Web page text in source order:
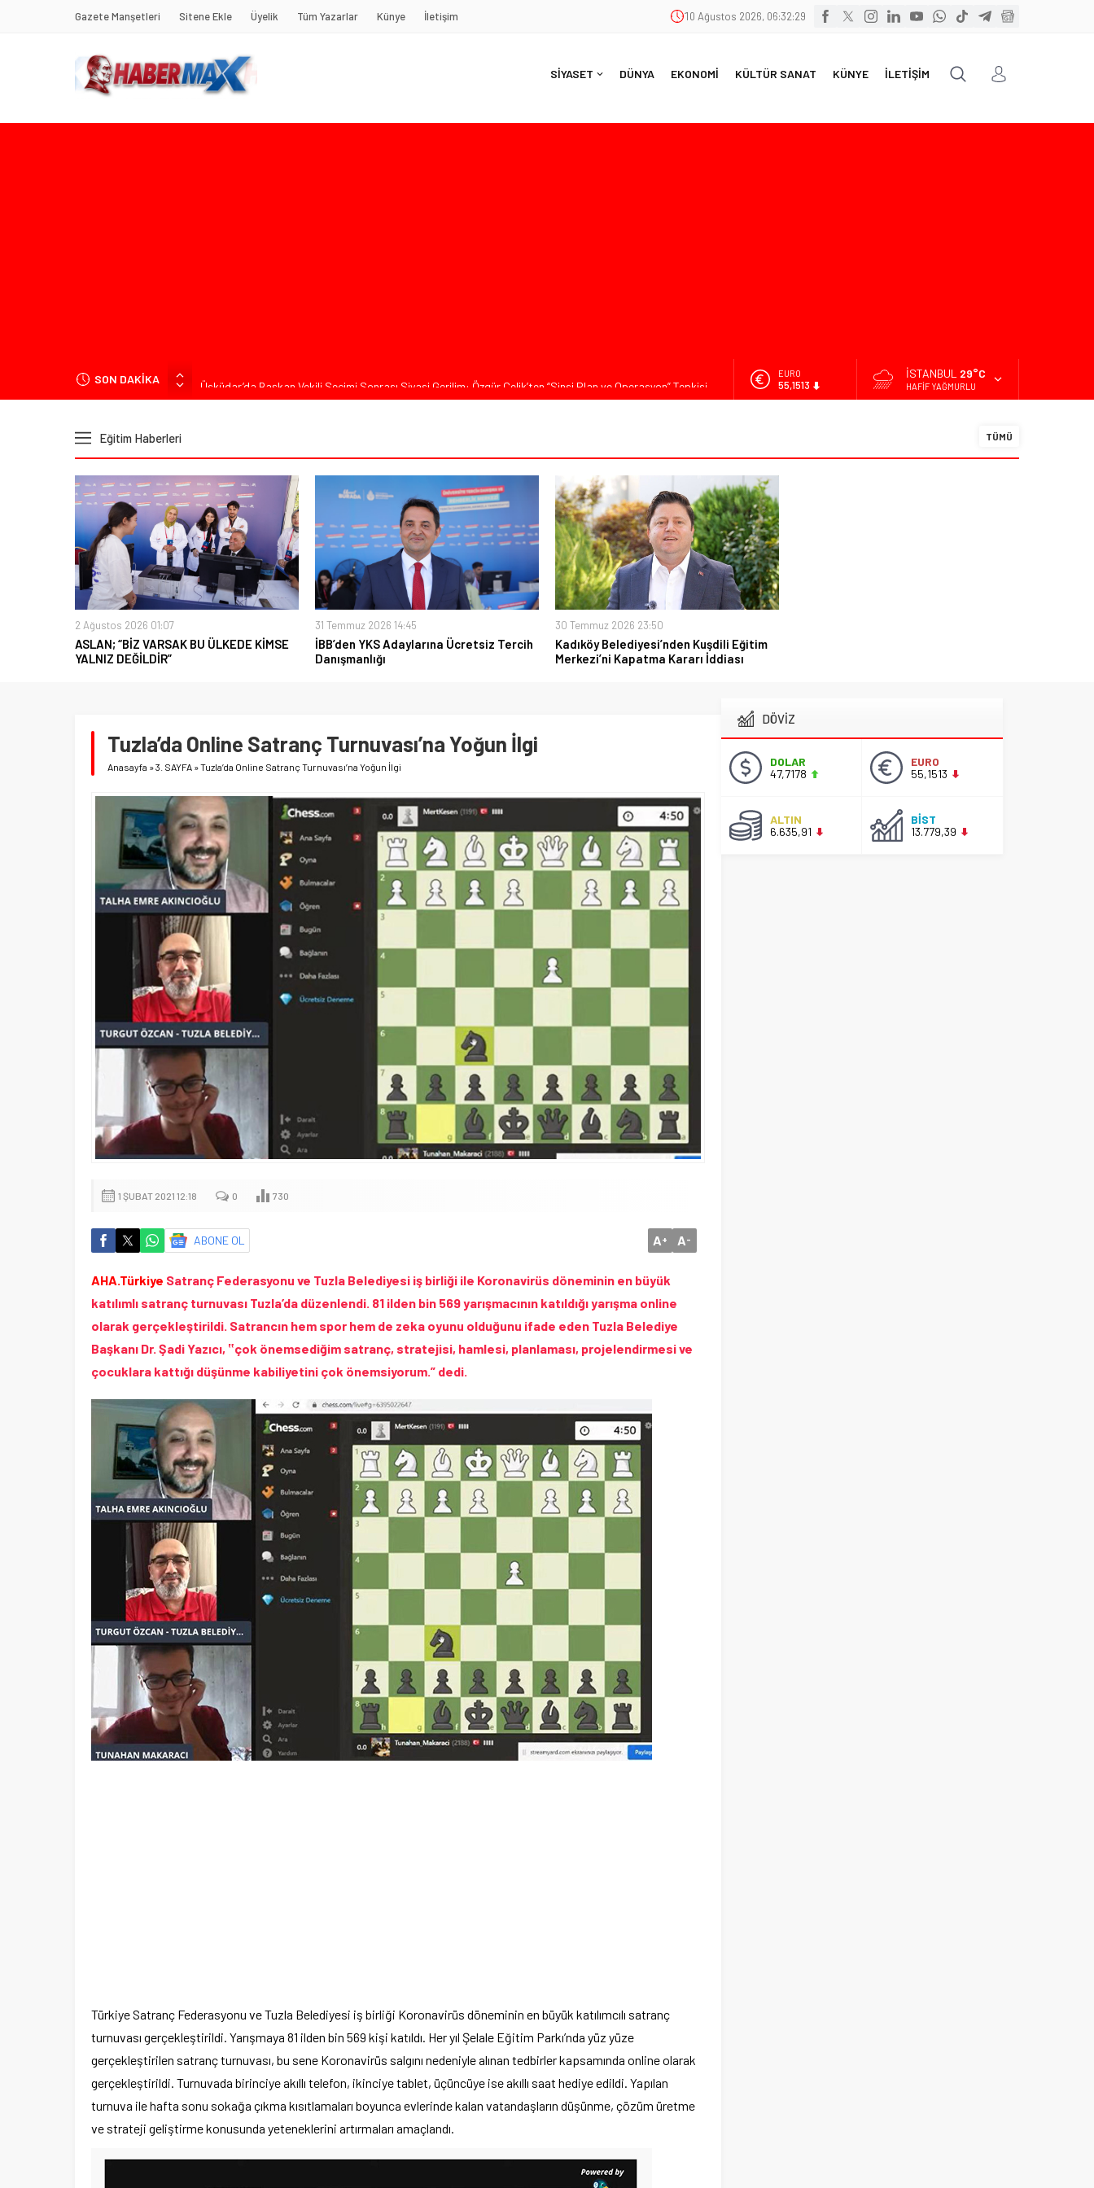
Gazete Manşetleri Sitene Ekle Üyelik Tüm Yazarlar Künye İletişim 10 Ağustos 2026, 06:32:31
SİYASET DÜNYA EKONOMİ KÜLTÜR SANAT KÜNYE İLETİŞİM
SON DAKİKA
Üsküdar’da Başkan Vekili Seçimi Sonrası Siyasi Gerilim: Özgür Çelik’ten “Sinsi Plan ve Operasyon” Tepkisi
Muharrem İnce’den Mehmet Şimşek’e Sert Tepki: “Düşün Bu Milletin Yakasından”
Kılıçdaroğlu’ndan “Türk Baharı” Mesajı: “Milletimizin Birliği Karşısında Zemheri Kışı Yaşatacağız”
ALTIN
6.635,91
55,1513
İSTANBUL 29°C
HAFIF YAĞMURLU
Eğitim Haberleri TÜMÜ
2 Ağustos 2026 01:07
ASLAN; “BİZ VARSAK BU ÜLKEDE KİMSE
YALNIZ DEĞİLDİR”
31 Temmuz 2026 14:45
İBB’den YKS Adaylarına Ücretsiz Tercih
Danışmanlığı
30 Temmuz 2026 23:50
Kadıköy Belediyesi’nden Kuşdili Eğitim
Merkezi’ni Kapatma Kararı İddiası
Tuzla’da Online Satranç Turnuvası’na Yoğun İlgi
Anasayfa »3. SAYFA »Tuzla’da Online Satranç Turnuvası’na Yoğun İlgi
1 ŞUBAT 2021 12:18 0 730
ABONE OL A+ A-
AHA.Türkiye Satranç Federasyonu ve Tuzla Belediyesi iş birliği ile Koronavirüs döneminin en büyük
katılımlı satranç turnuvası Tuzla’da düzenlendi. 81 ilden bin 569 yarışmacının katıldığı yarışma online
olarak gerçekleştirildi. Satrancın hem spor hem de zeka oyunu olduğunu ifade eden Tuzla Belediye
Başkanı Dr. Şadi Yazıcı, ‟çok önemsediğim satranç, stratejisi, hamlesi, planlaması, projelendirmesi ve
çocuklara kattığı düşünme kabiliyetini çok önemsiyorum.” dedi.
Türkiye Satranç Federasyonu ve Tuzla Belediyesi iş birliği Koronavirüs döneminin en büyük katılımcılı satranç
turnuvası gerçekleştirildi. Yarışmaya 81 ilden bin 569 kişi katıldı. Her yıl Şelale Eğitim Parkı’nda yüz yüze
gerçekleştirilen satranç turnuvası, bu sene Koronavirüs salgını nedeniyle alınan tedbirler kapsamında online olarak
gerçekleştirildi. Turnuvada birinciye akıllı telefon, ikinciye tablet, üçüncüye ise akıllı saat hediye edildi. Yapılan
turnuva ile hafta sonu sokağa çıkma kısıtlamaları boyunca evlerinde kalan vatandaşların düşünme, çözüm üretme
ve strateji geliştirme konusunda yeteneklerini artırmaları amaçlandı.
DÖVİZ
DOLAR
47,7178
EURO
55,1513
ALTIN
6.635,91
BİST
13.779,39